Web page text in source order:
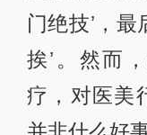
门绝技’，
挨’。然而
疗，对医美